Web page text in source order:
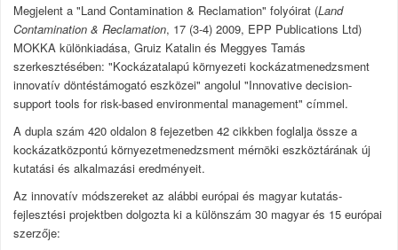
Megjelent a "Land Contamination & Reclamation" folyóirat (Land
Contamination & Reclamation, 17 (3-4) 2009, EPP Publications Ltd)
MOKKA különkiadása, Gruiz Katalin és Meggyes Tamás
szerkesztésében: "Kockázatalapú környezeti kockázatmenedzsment
innovatív döntéstámogató eszközei" angolul "Innovative decision-
support tools for risk-based environmental management" címmel.
A dupla szám 420 oldalon 8 fejezetben 42 cikkben foglalja össze a
kockázatközpontú környezetmenedzsment mérnöki eszköztárának új
kutatási és alkalmazási eredményeit.
Az innovatív módszereket az alábbi európai és magyar kutatás-
fejlesztési projektben dolgozta ki a különszám 30 magyar és 15 európai
szerzője: